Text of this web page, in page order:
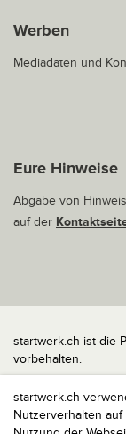
startwerk.ch
Nutzerverhalten
Werben
Mediadaten und
Eure Hinweise
Abgabe von
auf der
startwerk.ch ist die
vorbehalten.
Impressum
Kontakt
nach oben